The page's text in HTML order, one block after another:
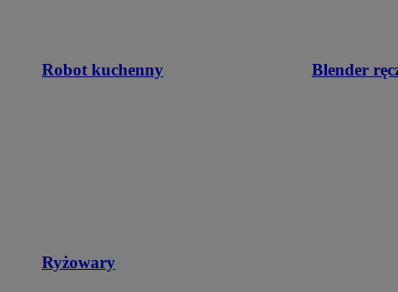
Robot kuchenny Blender
Ryżowary